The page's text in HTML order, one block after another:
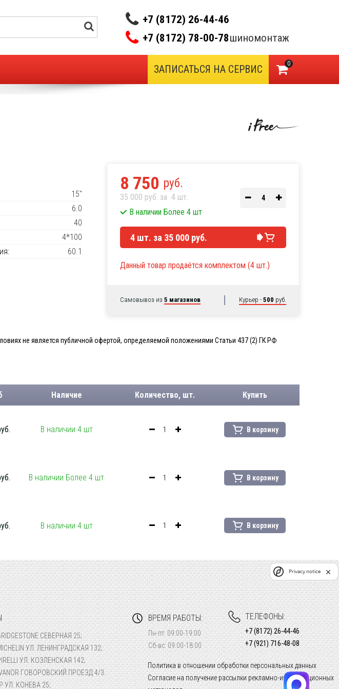
+7 (8172) 26-44-46
+7 (8172) 78-00-78шиномонтаж
0
ЗАПИСАТЬСЯ НА СЕРВИС
15"
6.0
40
4*100
60.1
8 750 руб.
35 000 руб. за 4 шт.
В наличии Более 4 шт
4 шт. за 35 000 руб.
Данный товар продаётся комплектом (4 шт.)
Самовывоз из 5 магазинов Курьер - 500 руб.
не является публичной офертой, определяемой положениями Статьи 437 (2) ГК РФ
Наличие Количество, шт. Купить
В наличии 4 шт В корзину
В наличии Более 4 шт В корзину
В наличии 4 шт В корзину
СЕВЕРНАЯ 25;
УЛ. ЛЕНИНГРАДСКАЯ 132;
УЛ. КОЗЛЕНСКАЯ 142;
ГОВОРОВСКИЙ ПРОЕЗД 4/3.
УЛ. КОНЕВА 25;
ВРЕМЯ РАБОТЫ:
Пн-пт: 09:00-19:00
Сб-вс: 09:00-18:00
Политика в отношении обработки персональных данных
Согласие на получение рассылки рекламно-информационных
ТЕЛЕФОНЫ:
+7 (8172) 26-44-46
+7 (921) 716-48-08
Privacy notice